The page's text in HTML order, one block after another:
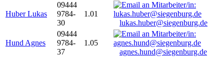
Huber Lukas
09444
9784-
30
1.01
lukas.huber@siegenburg.de
Hund Agnes
09444
9784-
37
1.05
agnes.hund@siegenburg.de